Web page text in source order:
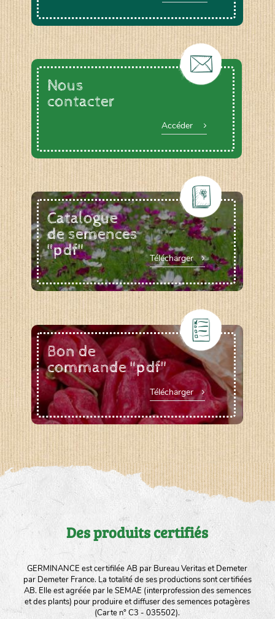
Nous
contacter
Accéder
Catalogue
de semences
"pdf"
Télécharger
Bon de
commande "pdf"
Télécharger
Des produits certifiés
GERMINANCE est certifilée AB par Bureau Veritas et Demeter
par Demeter France. La totalité de ses productions sont certifiées
AB. Elle est agréée par le SEMAE (interprofession des semences
et des plants) pour produire et diffuser des semences potagères
(Carte n° C3 - 035502).